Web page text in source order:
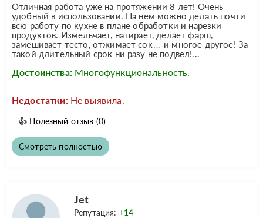
Отличная работа уже на протяжении 8 лет! Очень
удобный в использовании. На нем можно делать почти
всю работу по кухне в плане обработки и нарезки
продуктов. Измельчает, натирает, делает фарш,
замешивает тесто, отжимает сок… и многое другое! За
такой длительный срок ни разу не подвел!...
Достоинства: Многофункциональность.
Недостатки: Не выявила.
👍 Полезный отзыв (0)
Смотреть полностью
Jet
Репутация: +14